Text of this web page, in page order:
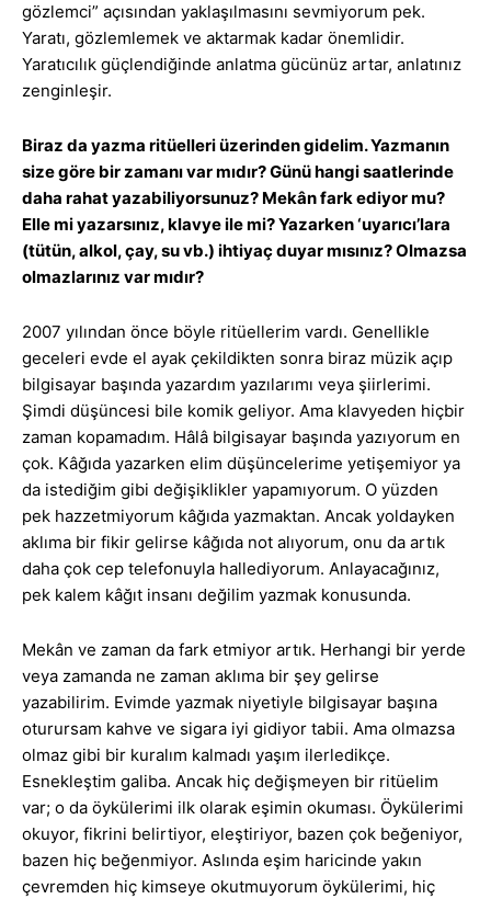
gözlemci” açısından yaklaşılmasını sevmiyorum pek.
Yaratı, gözlemlemek ve aktarmak kadar önemlidir.
Yaratıcılık güçlendiğinde anlatma gücünüz artar, anlatınız
zenginleşir.
Biraz da yazma ritüelleri üzerinden gidelim. Yazmanın
size göre bir zamanı var mıdır? Günü hangi saatlerinde
daha rahat yazabiliyorsunuz? Mekân fark ediyor mu?
Elle mi yazarsınız, klavye ile mi? Yazarken ‘uyarıcı’lara
(tütün, alkol, çay, su vb.) ihtiyaç duyar mısınız? Olmazsa
olmazlarınız var mıdır?
2007 yılından önce böyle ritüellerim vardı. Genellikle
geceleri evde el ayak çekildikten sonra biraz müzik açıp
bilgisayar başında yazardım yazılarımı veya şiirlerimi.
Şimdi düşüncesi bile komik geliyor. Ama klavyeden hiçbir
zaman kopamadım. Hâlâ bilgisayar başında yazıyorum en
çok. Kâğıda yazarken elim düşüncelerime yetişemiyor ya
da istediğim gibi değişiklikler yapamıyorum. O yüzden
pek hazzetmiyorum kâğıda yazmaktan. Ancak yoldayken
aklıma bir fikir gelirse kâğıda not alıyorum, onu da artık
daha çok cep telefonuyla hallediyorum. Anlayacağınız,
pek kalem kâğıt insanı değilim yazmak konusunda.
Mekân ve zaman da fark etmiyor artık. Herhangi bir yerde
veya zamanda ne zaman aklıma bir şey gelirse
yazabilirim. Evimde yazmak niyetiyle bilgisayar başına
oturursam kahve ve sigara iyi gidiyor tabii. Ama olmazsa
olmaz gibi bir kuralım kalmadı yaşım ilerledikçe.
Esnekleştim galiba. Ancak hiç değişmeyen bir ritüelim
var; o da öykülerimi ilk olarak eşimin okuması. Öykülerimi
okuyor, fikrini belirtiyor, eleştiriyor, bazen çok beğeniyor,
bazen hiç beğenmiyor. Aslında eşim haricinde yakın
çevremden hiç kimseye okutmuyorum öykülerimi, hiç